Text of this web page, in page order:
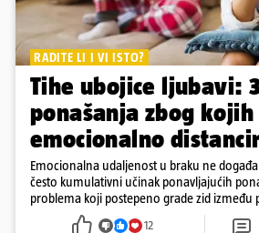
RADITE LI I VI ISTO?
Tihe ubojice ljubavi:
ponašanja zbog kojih
emocionalno
Emocionalna udaljenost u braku ne
često kumulativni učinak ponavljajućih
problema koji postepeno grade zid između
12